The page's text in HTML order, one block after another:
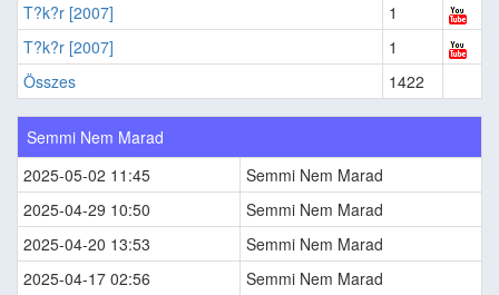
T?k?r [2007]
1
T?k?r [2007]
1
Összes
1422
Semmi Nem Marad
2025-05-02 11:45
Semmi Nem Marad
2025-04-29 10:50
Semmi Nem Marad
2025-04-20 13:53
Semmi Nem Marad
2025-04-17 02:56
Semmi Nem Marad